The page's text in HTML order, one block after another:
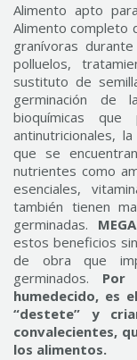
Alimento apto
Alimento completo
granívoras
polluelos,
sustituto de
germinación de
bioquímicas
antinutricionales,
que se
nutrientes como
esenciales,
también tienen
germinadas.
estos beneficios
de obra que
germinados. Por
humedecido, es el
“destete” y
convalecientes,
los alimentos.